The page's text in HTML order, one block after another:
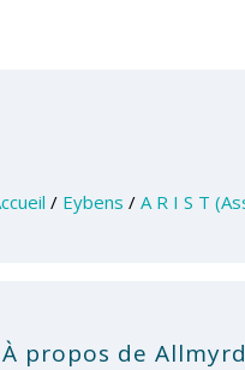
/ Eybens / A R I S T
À propos de